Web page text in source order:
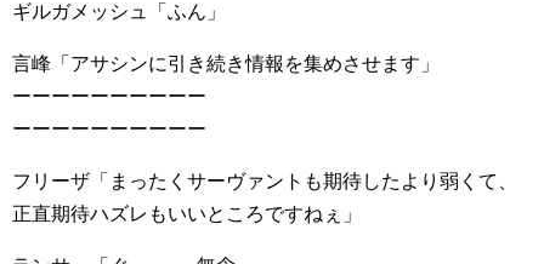
ギルガメッシュ「ふん」
言峰「アサシンに引き続き情報を集めさせます」
ーーーーーーーーーー
ーーーーーーーーーー
フリーザ「まったくサーヴァントも期待したより弱くて、
正直期待ハズレもいいところですねぇ」